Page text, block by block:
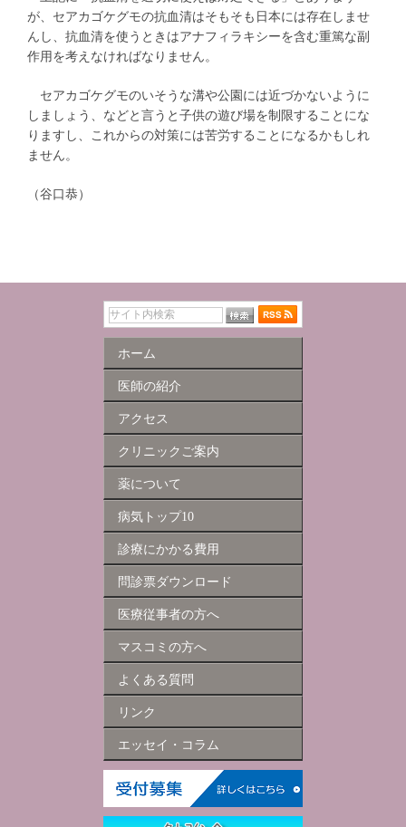
が、セアカゴケグモの抗血清はそもそも日本には存在しませ
んし、抗血清を使うときはアナフィラキシーを含む重篤な副
作用を考えなければなりません。
セアカゴケグモのいそうな溝や公園には近づかないように
しましょう、などと言うと子供の遊び場を制限することにな
りますし、これからの対策には苦労することになるかもしれ
ません。
（谷口恭）
ホーム
医師の紹介
アクセス
クリニックご案内
薬について
病気トップ10
診療にかかる費用
問診票ダウンロード
医療従事者の方へ
マスコミの方へ
よくある質問
リンク
エッセイ・コラム